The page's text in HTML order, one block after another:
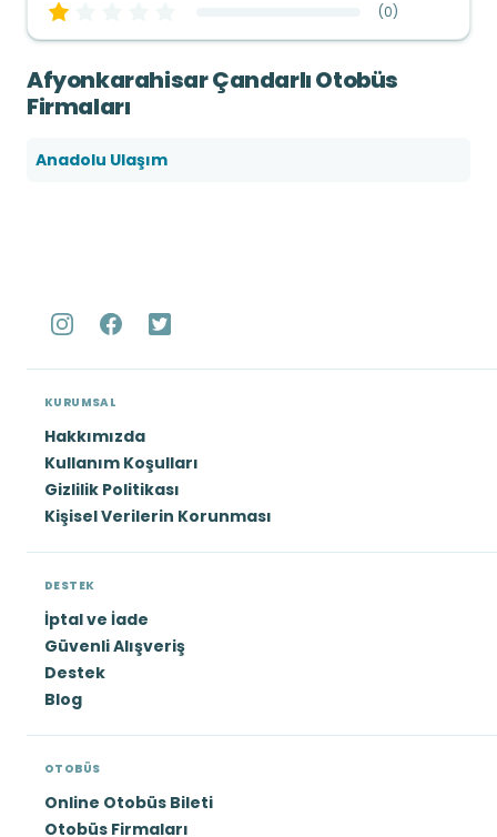
(0)
Afyonkarahisar Çandarlı Otobüs
Firmaları
Anadolu Ulaşım
KURUMSAL
Hakkımızda
Kullanım Koşulları
Gizlilik Politikası
Kişisel Verilerin Korunması
DESTEK
İptal ve İade
Güvenli Alışveriş
Destek
Blog
OTOBÜS
Online Otobüs Bileti
Otobüs Firmaları